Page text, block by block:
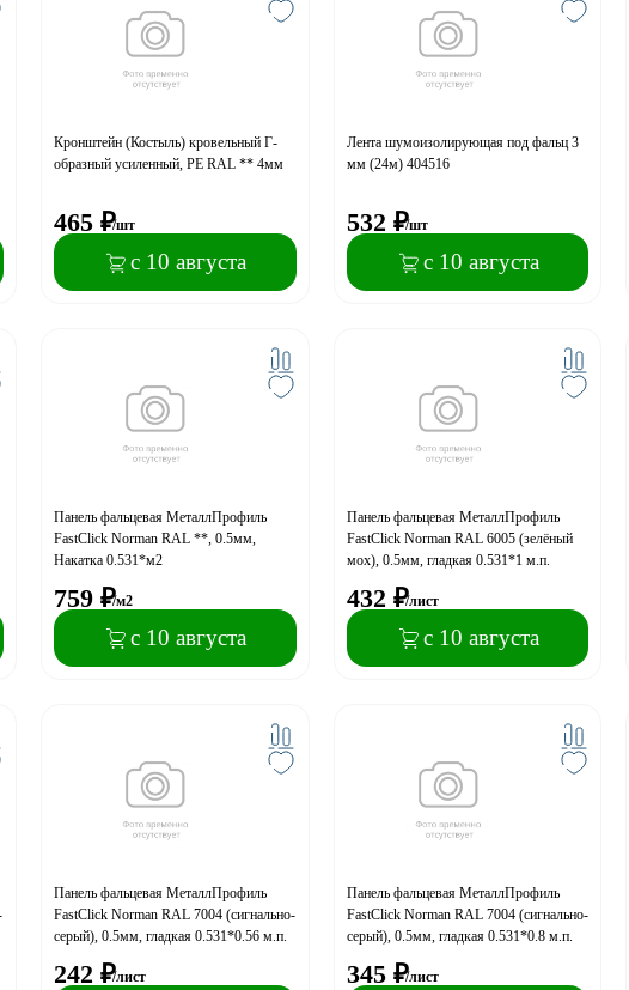
Кронштейн (Костыль) кровельный Г-
образный усиленный, PE RAL ** 4мм
465 ₽/шт
с 10 августа
Лента шумоизолирующая под фальц 3
мм (24м) 404516
532 ₽/шт
с 10 августа
Панель фальцевая МеталлПрофиль
FastClick Norman RAL **, 0.5мм,
Накатка 0.531*м2
759 ₽/м2
с 10 августа
Панель фальцевая МеталлПрофиль
FastClick Norman RAL 6005 (зелёный
мох), 0.5мм, гладкая 0.531*1 м.п.
432 ₽/лист
с 10 августа
Панель фальцевая МеталлПрофиль
FastClick Norman RAL 7004 (сигнально-
серый), 0.5мм, гладкая 0.531*0.56 м.п.
242 ₽/лист
Панель фальцевая МеталлПрофиль
FastClick Norman RAL 7004 (сигнально-
серый), 0.5мм, гладкая 0.531*0.8 м.п.
345 ₽/лист